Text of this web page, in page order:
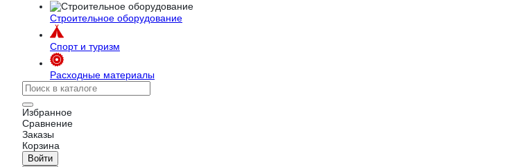
Строительное оборудование
Спорт и туризм
Расходные материалы
Избранное
Сравнение
Заказы
Корзина
Войти